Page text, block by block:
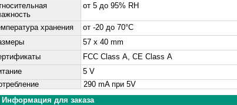
от 5 до 95% RH
хранения
от -20 до 70°C
57 x 40 mm
FCC Class А, CE Class А
5 V
290 mA при 5V
Информация для заказа